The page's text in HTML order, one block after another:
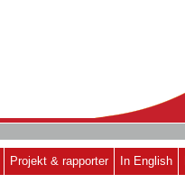
Projekt & rapporter In English